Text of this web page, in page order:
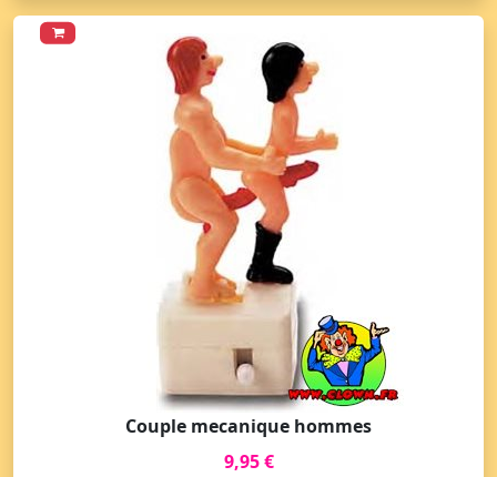
Couple mecanique hommes
9,95 €